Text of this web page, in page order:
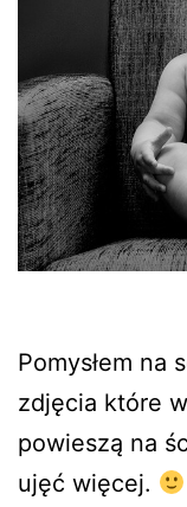
Pomysłem na
zdjęcia które
powieszą na
ujęć więcej.